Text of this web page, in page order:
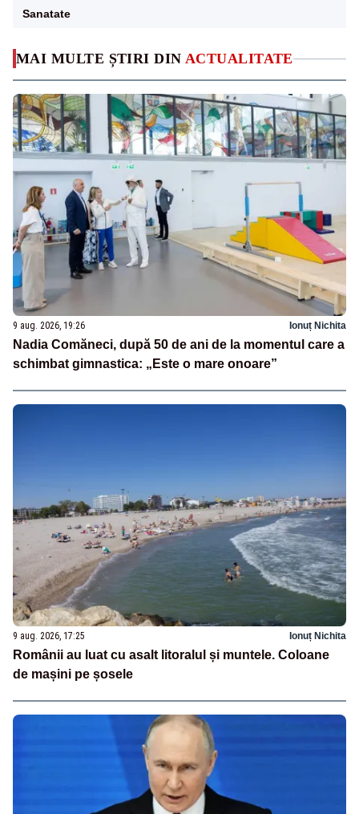
MAI MULTE ȘTIRI DIN ACTUALITATE
9 aug. 2026, 19:26 Ionuț Nichita
Nadia Comăneci, după 50 de ani de la momentul care a
schimbat gimnastica: „Este o mare onoare”
9 aug. 2026, 17:25 Ionuț Nichita
Românii au luat cu asalt litoralul și muntele. Coloane
de mașini pe șosele
Sanatate